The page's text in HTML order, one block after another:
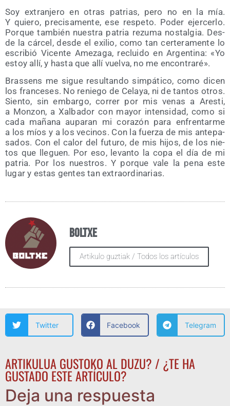
Soy extran­je­ro en otras patrias, pero no en la mía.
Y quie­ro, pre­ci­sa­men­te, ese res­pe­to. Poder ejer­cer­lo.
Por­que tam­bién nues­tra patria rezu­ma nos­tal­gia. Des­
de la cár­cel, des­de el exi­lio, como tan cer­te­ra­men­te lo
escri­bió Vicen­te Ame­za­ga, reclui­do en Argen­ti­na: «Yo
estoy allí, y has­ta que allí vuel­va, no me encontraré».
Bras­sens me sigue resul­tan­do sim­pá­ti­co, como dicen
los fran­ce­ses. No renie­go de Cela­ya, ni de tan­tos otros.
Sien­to, sin embar­go, correr por mis venas a Ares­ti,
a Mon­zon, a Xal­ba­dor con mayor inten­si­dad, como si
cada maña­na aupa­ran mi cora­zón para enfren­tar­me
a los míos y a los veci­nos. Con la fuer­za de mis ante­pa­
sa­dos. Con el calor del futu­ro, de mis hijos, de los nie­
tos que lle­guen. Por eso, levan­to la copa el día de mi
patria. Por los nues­tros. Y por­que vale la pena este
lugar y estas gen­tes tan extraordinarias.
Boltxe
Artikulo guztiak / Todos los artículos
Twitter Facebook Telegram
ARTIKULUA GUSTOKO AL DUZU? / ¿TE HA
GUSTADO ESTE ARTÍCULO?
Deja una respuesta